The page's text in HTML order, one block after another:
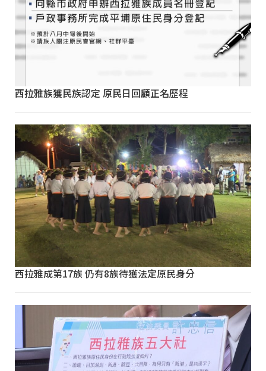
西拉雅族獲民族認定 原民日回顧正名歷程
西拉雅成第17族 仍有8族待獲法定原民身分